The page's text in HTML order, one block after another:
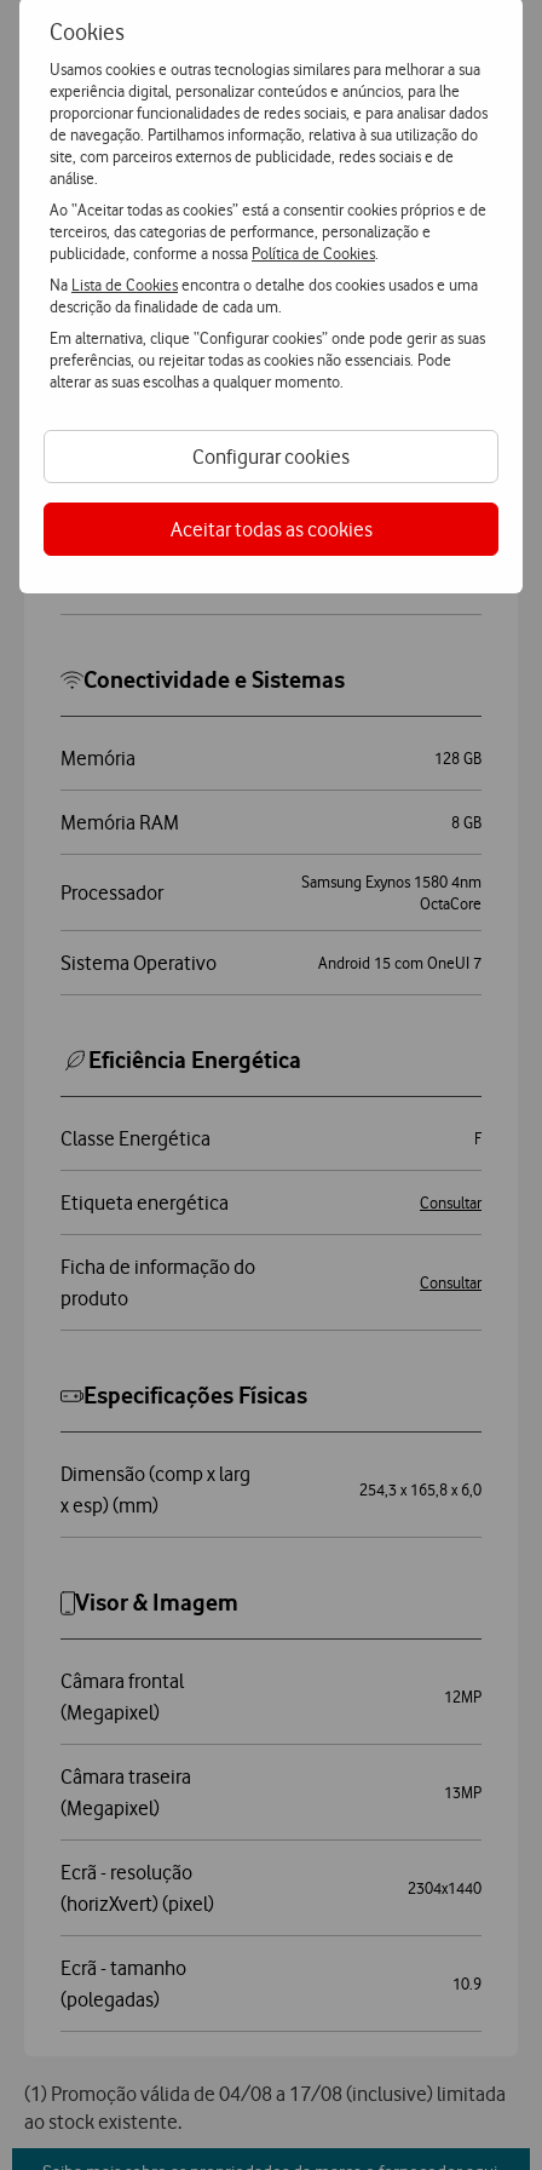
Cookies
Usamos cookies e outras tecnologias similares para melhorar a sua
experiência digital, personalizar conteúdos e anúncios, para lhe
proporcionar funcionalidades de redes sociais, e para analisar dados
de navegação. Partilhamos informação, relativa à sua utilização do
site, com parceiros externos de publicidade, redes sociais e de
análise.
Ao “Aceitar todas as cookies” está a consentir cookies próprios e de
terceiros, das categorias de performance, personalização e
publicidade, conforme a nossa Política de Cookies
Na Lista de Cookiesencontra o detalhe dos cookies usados e uma
descrição da finalidade de cada um.
Em alternativa, clique “Configurar cookies” onde pode gerir as suas
preferências, ou rejeitar todas as cookies não essenciais. Pode
alterar as suas escolhas a qualquer momento.
Configurar cookies
Aceitar todas as cookies
Características
Accordeon
Mais Características
Samsung Galaxy Tab S10 FE Wi-Fi
Geral
Conectividade e Sistemas
Memória 128 GB
Memória RAM 8 GB
Processador
Samsung Exynos 1580 4nm
OctaCore
Sistema Operativo Android 15 com OneUI 7
Eficiência Energética
Classe Energética F
Etiqueta energética Consultar
Ficha de informação do
produto
Consultar
Especificações Físicas
Dimensão (comp x larg
x esp) (mm)
254,3 x 165,8 x 6,0
Visor & Imagem
Câmara frontal
(Megapixel)
12MP
Câmara traseira
(Megapixel)
13MP
Ecrã - resolução
(horizXvert) (pixel)
2304x1440
Ecrã - tamanho
(polegadas)
10.9
(1) Promoção válida de 04/08 a 17/08 (inclusive) limitada
ao stock existente.